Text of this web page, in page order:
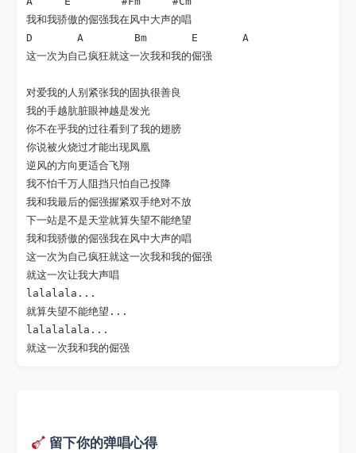
我和我骄傲的倔强我在风中大声的唱
D       A        Bm       E       A
这一次为自己疯狂就这一次我和我的倔强
对爱我的人别紧张我的固执很善良
我的手越肮脏眼神越是发光
你不在乎我的过往看到了我的翅膀
你说被火烧过才能出现凤凰
逆风的方向更适合飞翔
我不怕千万人阻挡只怕自己投降
我和我最后的倔强握紧双手绝对不放
下一站是不是天堂就算失望不能绝望
我和我骄傲的倔强我在风中大声的唱
这一次为自己疯狂就这一次我和我的倔强
就这一次让我大声唱
lalalala...
就算失望不能绝望...
lalalalala...
就这一次我和我的倔强
留下你的弹唱心得